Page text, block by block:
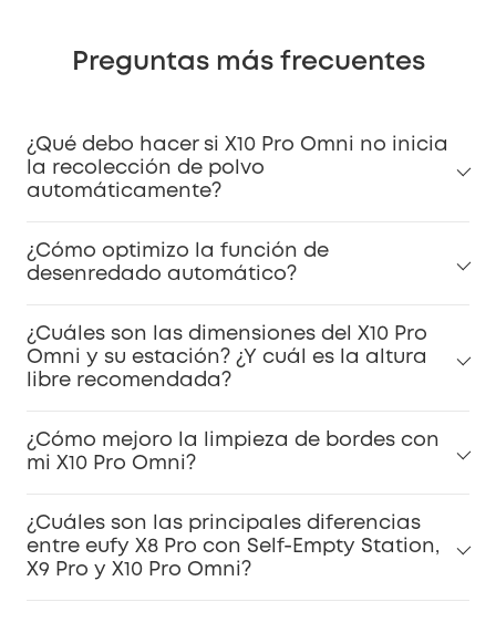
Preguntas más frecuentes
¿Qué debo hacer si X10 Pro Omni no inicia
la recolección de polvo
automáticamente?
¿Cómo optimizo la función de
desenredado automático?
¿Cuáles son las dimensiones del X10 Pro
Omni y su estación? ¿Y cuál es la altura
libre recomendada?
¿Cómo mejoro la limpieza de bordes con
mi X10 Pro Omni?
¿Cuáles son las principales diferencias
entre eufy X8 Pro con Self-Empty Station,
X9 Pro y X10 Pro Omni?